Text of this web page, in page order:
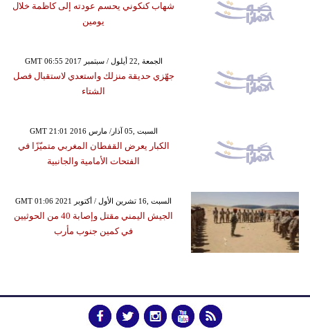
شهاب كنكوني يحسم عودته إلى كاظمة خلال
يومين
GMT 06:55 2017 الجمعة ,22 أيلول / سبتمبر
جهّزي حديقة منزلك واستعدي لاستقبال فصل
الشتاء
GMT 21:01 2016 السبت ,05 آذار/ مارس
الكبار يعرض القفطان المغربي متميّزًا في
الفتحات الأمامية والجانبية
GMT 01:06 2021 السبت ,16 تشرين الأول / أكتوبر
الجيش اليمني مقتل وإصابة 40 من الحوثيين
في كمين جنوب مأرب